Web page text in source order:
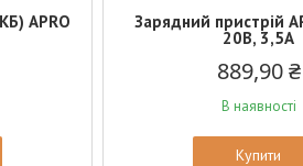
APRO Зарядний пристрій
20В, 3,5А
889,90 ₴
В наявності
Купити